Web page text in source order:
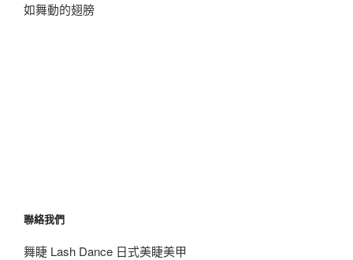
如舞動的翅膀
聯絡我們
舞睫 Lash Dance 日式美睫美甲